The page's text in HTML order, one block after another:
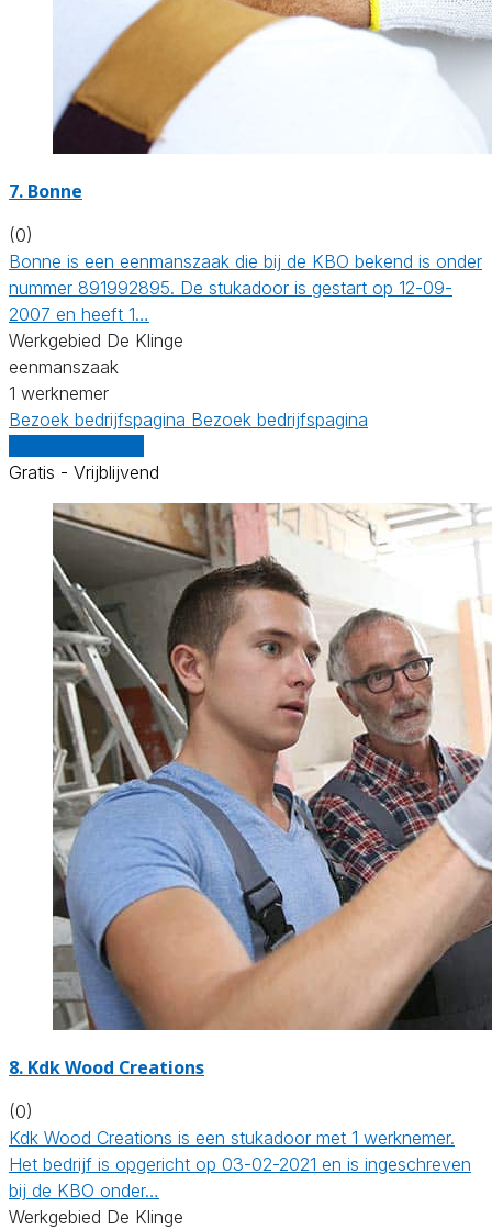
7. Bonne
(0)
Bonne is een eenmanszaak die bij de KBO bekend is onder
nummer 891992895. De stukadoor is gestart op 12-09-
2007 en heeft 1…
Werkgebied De Klinge
eenmanszaak
1 werknemer
Bezoek bedrijfspagina Bezoek bedrijfspagina
Gratis - Vrijblijvend
8. Kdk Wood Creations
(0)
Kdk Wood Creations is een stukadoor met 1 werknemer.
Het bedrijf is opgericht op 03-02-2021 en is ingeschreven
bij de KBO onder…
Werkgebied De Klinge